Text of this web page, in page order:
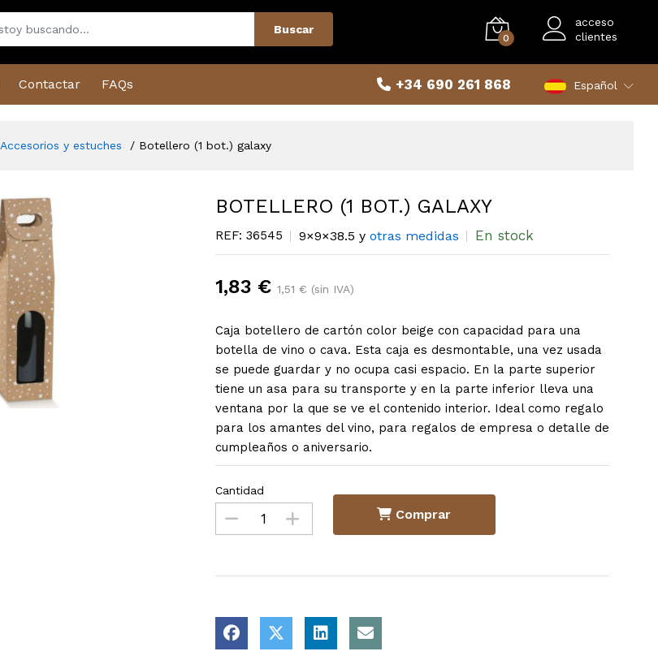
Buscar
0
acceso
clientes
Contactar FAQs +34 690 261 868 Español
Accesorios y estuches Botellero (1 bot.) galaxy
BOTELLERO (1 BOT.) GALAXY
REF: 36545 9×9×38.5 y otras medidas En stock
1,83 € 1,51 € (sin IVA)
Caja botellero de cartón color beige con capacidad para una
botella de vino o cava. Esta caja es desmontable, una vez usada
se puede guardar y no ocupa casi espacio. En la parte superior
tiene un asa para su transporte y en la parte inferior lleva una
ventana por la que se ve el contenido interior. Ideal como regalo
para los amantes del vino, para regalos de empresa o detalle de
cumpleaños o aniversario.
Cantidad
Comprar